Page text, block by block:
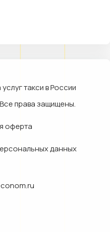
Все права защищены.
оферта
данных